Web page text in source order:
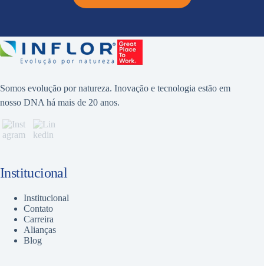
Somos evolução por natureza. Inovação e tecnologia estão em
nosso DNA há mais de 20 anos.
Institucional
Institucional
Contato
Carreira
Alianças
Blog